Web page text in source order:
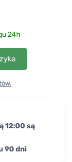
24h
12:00 są
90 dni